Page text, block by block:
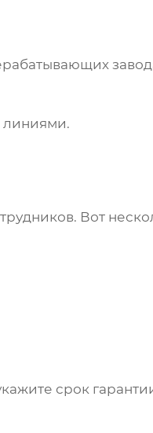
линиями.
Вот
срок